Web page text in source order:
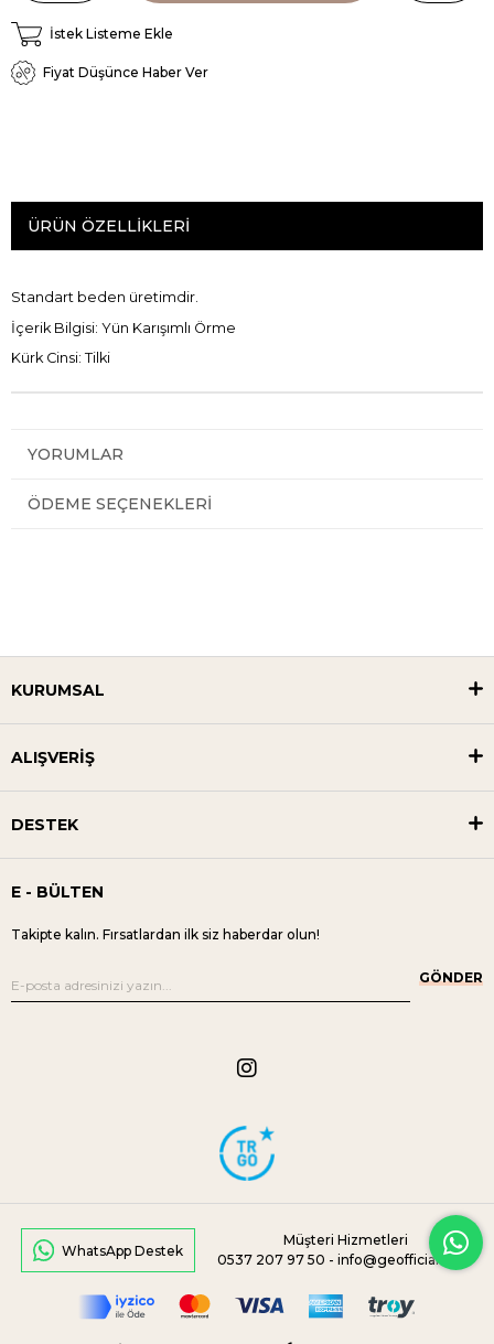
İstek Listeme Ekle
Fiyat Düşünce Haber Ver
ÜRÜN ÖZELLIKLERI
Standart beden üretimdir.
İçerik Bilgisi: Yün Karışımlı Örme
Kürk Cinsi: Tilki
YORUMLAR
ÖDEME SEÇENEKLERI
KURUMSAL
ALIŞVERİŞ
DESTEK
E - BÜLTEN
Takipte kalın. Fırsatlardan ilk siz haberdar olun!
GÖNDER
WhatsApp Destek
Müşteri Hizmetleri
0537 207 97 50 -info@geofficial.com